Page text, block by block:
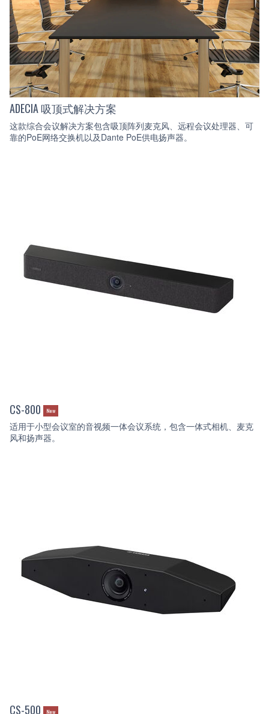
ADECIA 吸顶式解决方案
这款综合会议解决方案包含吸顶阵列麦克风、远程会议处理器、可
靠的PoE网络交换机以及Dante PoE供电扬声器。
CS-800 New
适用于小型会议室的音视频一体会议系统，包含一体式相机、麦克
风和扬声器。
CS-500 New